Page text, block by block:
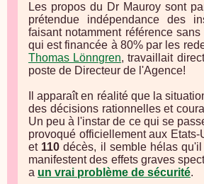
Les propos du Dr Mauroy sont
prétendue indépendance des
faisant notamment référence
qui est financée à 80% par les
Thomas Lönngren, travaillait
poste de Directeur de l'Agence!
Il apparaît en réalité que la
des décisions rationnelles et
Un peu à l'instar de ce qui se
provoqué officiellement aux Etats-
et 110 décès, il semble hélas
manifestent des effets graves
a un vrai problème de sécurité.